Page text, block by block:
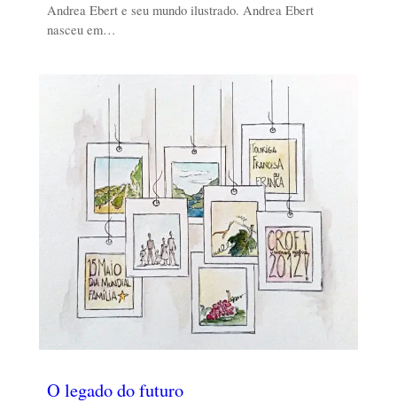
Andrea Ebert e seu mundo ilustrado. Andrea Ebert
nasceu em…
O legado do futuro